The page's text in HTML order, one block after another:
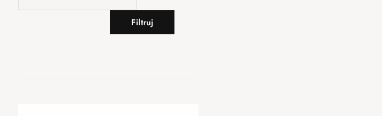
Filtruj